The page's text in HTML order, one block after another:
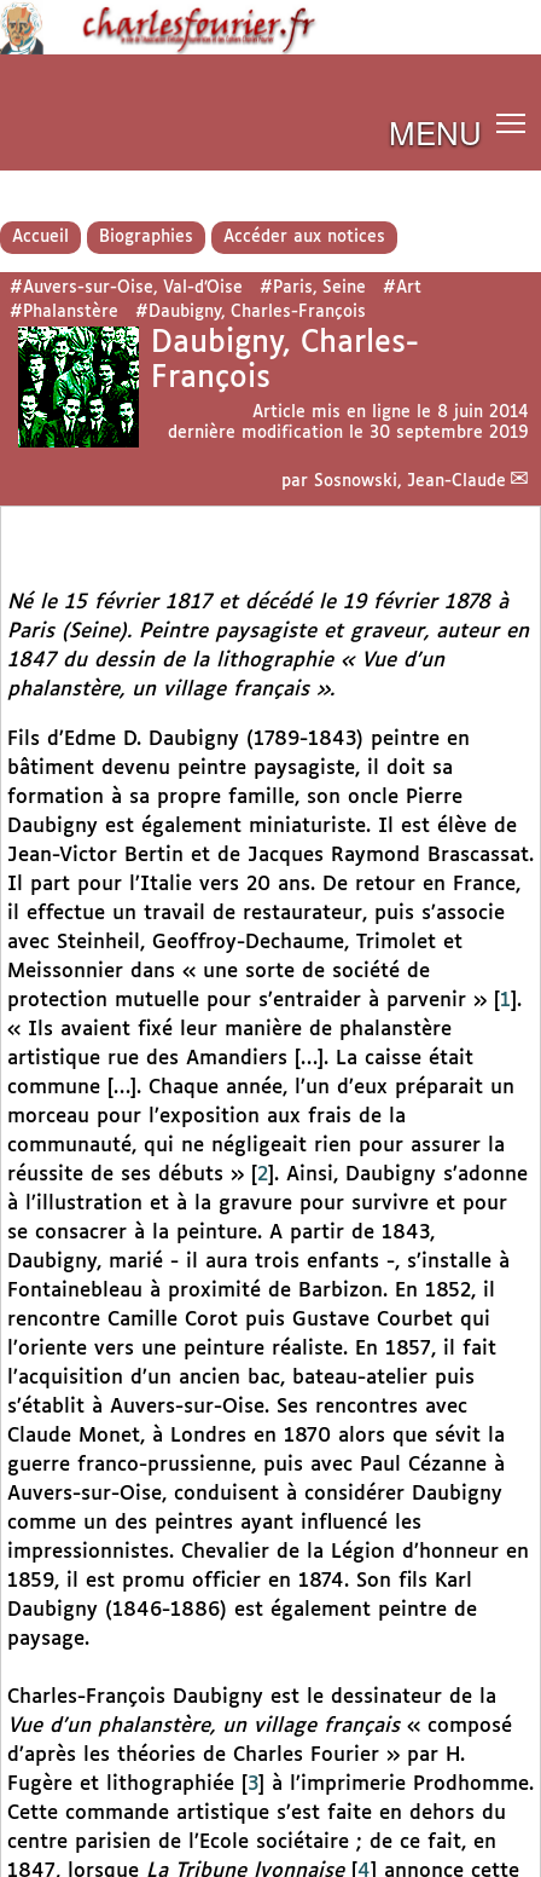
MENU
Accueil Biographies Accéder aux notices
#Auvers-sur-Oise, Val-d’Oise #Paris, Seine
#Art
#Phalanstère
#Daubigny, Charles-François
Daubigny, Charles-
François
Article mis en ligne le 8 juin 2014
dernière modification le 30 septembre 2019
par Sosnowski, Jean-Claude
Né le 15 février 1817 et décédé le 19 février 1878 à
Paris (Seine). Peintre paysagiste et graveur, auteur en
1847 du dessin de la lithographie « Vue d’un
phalanstère, un village français ».
Fils d’Edme D. Daubigny (1789-1843) peintre en
bâtiment devenu peintre paysagiste, il doit sa
formation à sa propre famille, son oncle Pierre
Daubigny est également miniaturiste. Il est élève de
Jean-Victor Bertin et de Jacques Raymond Brascassat.
Il part pour l’Italie vers 20 ans. De retour en France,
il effectue un travail de restaurateur, puis s’associe
avec Steinheil, Geoffroy-Dechaume, Trimolet et
Meissonnier dans « une sorte de société de
protection mutuelle pour s’entraider à parvenir »
1 .
« Ils avaient fixé leur manière de phalanstère
artistique rue des Amandiers […]. La caisse était
commune […]. Chaque année, l’un d’eux préparait un
morceau pour l’exposition aux frais de la
communauté, qui ne négligeait rien pour assurer la
réussite de ses débuts »
2 . Ainsi, Daubigny s’adonne
à l’illustration et à la gravure pour survivre et pour
se consacrer à la peinture. A partir de 1843,
Daubigny, marié - il aura trois enfants -, s’installe à
Fontainebleau à proximité de Barbizon. En 1852, il
rencontre Camille Corot puis Gustave Courbet qui
l’oriente vers une peinture réaliste. En 1857, il fait
l’acquisition d’un ancien bac, bateau-atelier puis
s’établit à Auvers-sur-Oise. Ses rencontres avec
Claude Monet, à Londres en 1870 alors que sévit la
guerre franco-prussienne, puis avec Paul Cézanne à
Auvers-sur-Oise, conduisent à considérer Daubigny
comme un des peintres ayant influencé les
impressionnistes. Chevalier de la Légion d’honneur en
1859, il est promu officier en 1874. Son fils Karl
Daubigny (1846-1886) est également peintre de
paysage.
Charles-François Daubigny est le dessinateur de la
Vue d’un phalanstère, un village français« composé
d’après les théories de Charles Fourier » par H.
Fugère et lithographiée
3
à l’imprimerie Prodhomme.
Cette commande artistique s’est faite en dehors du
centre parisien de l’Ecole sociétaire ; de ce fait, en
1847, lorsque La Tribune lyonnaise[ 4
annonce cette